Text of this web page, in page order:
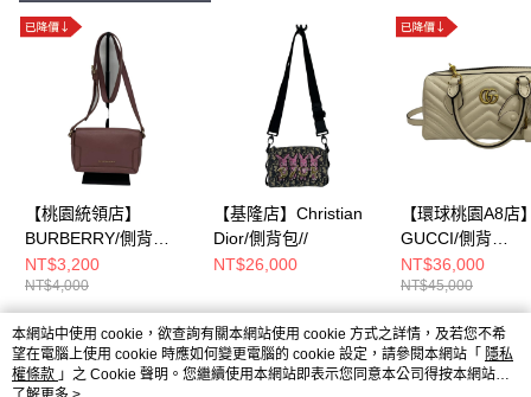
【桃園統領店】
BURBERRY/側背
包//cnpansim1pan
NT$3,200
NT$4,000
【基隆店】Christian
Dior/側背包//
NT$26,000
【環球桃園A8店
GUCCI/側背
包//746319
NT$36,000
NT$45,000
熱門標籤
本網站中使用 cookie，欲查詢有關本網站使用 cookie 方式之詳情，及若您不希
望在電腦上使用 cookie 時應如何變更電腦的 cookie 設定，請參閱本網站「 隱私
權條款 」之 Cookie 聲明。您繼續使用本網站即表示您同意本公司得按本網站使